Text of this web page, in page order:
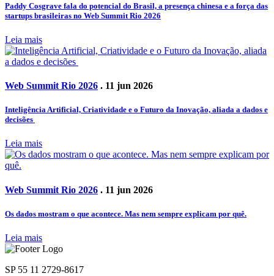
Paddy Cosgrave fala do potencial do Brasil, a presença chinesa e a força das
startups brasileiras no Web Summit Rio 2026
Leia mais
Web Summit Rio 2026 . 11 jun 2026
Inteligência Artificial, Criatividade e o Futuro da Inovação, aliada a dados e
decisões
Leia mais
Web Summit Rio 2026 . 11 jun 2026
Os dados mostram o que acontece. Mas nem sempre explicam por quê.
Leia mais
SP 55 11 2729-8617